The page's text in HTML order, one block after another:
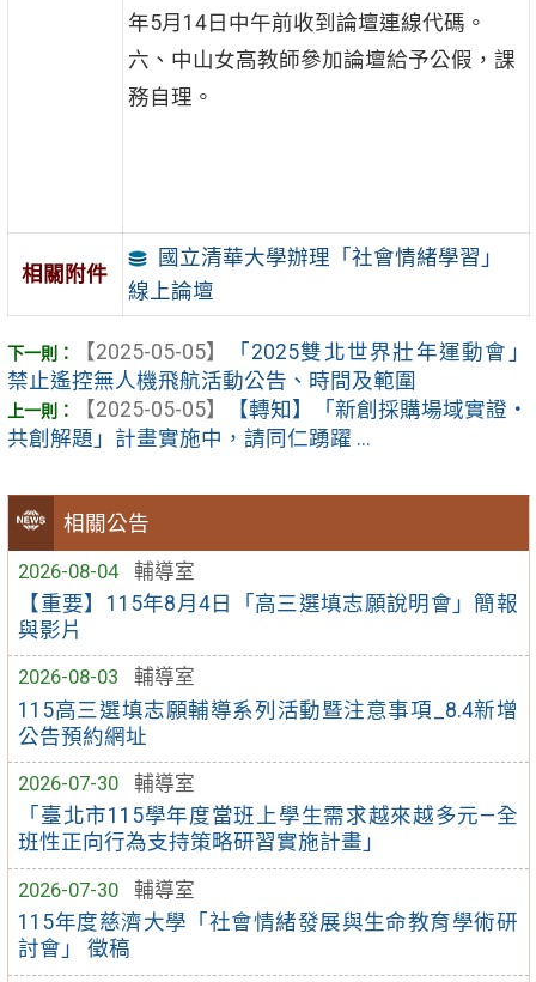
相關公告
2026-08-04
輔導室
【重要】115年8月4日「高三選填志願說明會」簡報
與影片
2026-08-03
輔導室
115高三選填志願輔導系列活動暨注意事項_8.4新增
公告預約網址
2026-07-30
輔導室
「臺北市115學年度當班上學生需求越來越多元—全
班性正向行為支持策略研習實施計畫」
2026-07-30
輔導室
115年度慈濟大學「社會情緒發展與生命教育學術研
討會」 徵稿
年5月14日中午前收到論壇連線代碼。
六、中山女高教師參加論壇給予公假，課
務自理。
相關附件
國立清華大學辦理「社會情緒學習」
線上論壇
【2025-05-05】
「2025雙北世界壯年運動會」
禁止遙控無人機飛航活動公告、時間及範圍
【2025-05-05】
【轉知】「新創採購場域實證‧
共創解題」計畫實施中，請同仁踴躍 ...